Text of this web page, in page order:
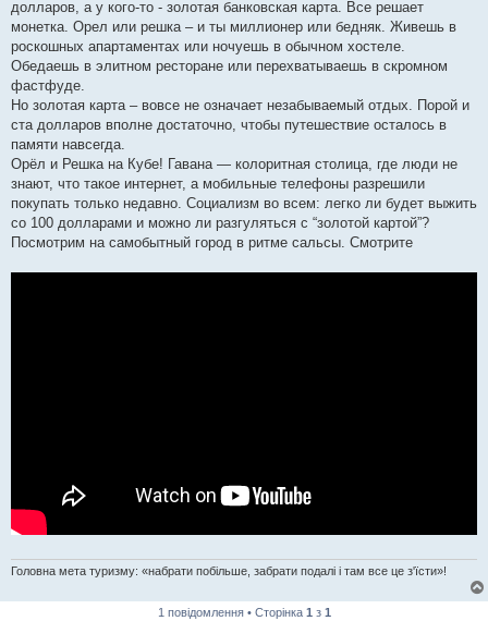
л
е
н
я
долларов, а у кого-то - золотая банковская карта. Все решает
монетка. Орел или решка – и ты миллионер или бедняк. Живешь в
роскошных апартаментах или ночуешь в обычном хостеле.
Обедаешь в элитном ресторане или перехватываешь в скромном
фастфуде.
Но золотая карта – вовсе не означает незабываемый отдых. Порой и
ста долларов вполне достаточно, чтобы путешествие осталось в
памяти навсегда.
Орёл и Решка на Кубе! Гавана — колоритная столица, где люди не
знают, что такое интернет, а мобильные телефоны разрешили
покупать только недавно. Социализм во всем: легко ли будет выжить
со 100 долларами и можно ли разгуляться с “золотой картой”?
Посмотрим на самобытный город в ритме сальсы. Смотрите
Головна мета туризму: «набрати побільше, забрати подалі і там все це з'їсти»!
1 повідомлення • Сторінка 1 з 1